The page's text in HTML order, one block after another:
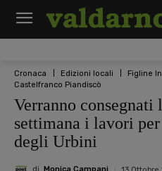
Cronaca Edizioni locali
Figline
Castelfranco Piandiscò
Verranno consegnati
settimana i lavori
degli Urbini